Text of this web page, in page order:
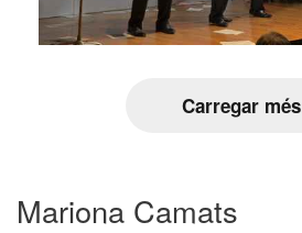
Carregar més
Mariona Camats